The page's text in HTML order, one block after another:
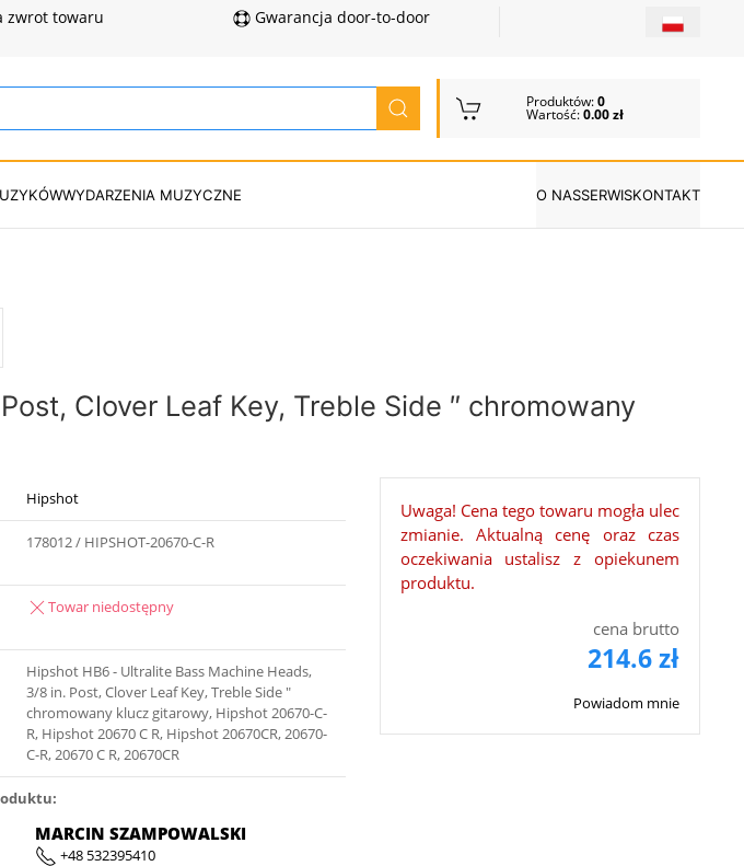
zwrot towaru Gwarancja door-to-door
Produktów:0
Wartość:0.00 zł
WYDARZENIA MUZYCZNE O NASSERWISKONTAKT
Clover Leaf Key, Treble Side ″ chromowany
Hipshot
178012 / HIPSHOT-20670-C-R
Towar niedostępny
Hipshot HB6 - Ultralite Bass Machine Heads,
3/8 in. Post, Clover Leaf Key, Treble Side ″
chromowany klucz gitarowy, Hipshot 20670-C-
R, Hipshot 20670 C R, Hipshot 20670CR, 20670-
C-R, 20670 C R, 20670CR
MARCIN SZAMPOWALSKI
+48 532395410
Uwaga! Cena tego towaru mogła ulec
zmianie. Aktualną cenę oraz czas
oczekiwania ustalisz z opiekunem
produktu.
cena brutto
214.6 zł
Powiadom mnie